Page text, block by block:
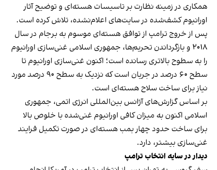
همکاری در زمینه نظارت بر تاسیسات هسته‌ای و توضیح آثار
اورانیوم کشف‌شده در سایت‌های اعلام‌نشده، تلاش کرده است.
پس از خروج ترامپ از توافق هسته‌ای موسوم به برجام در سال
۲۰۱۸ و بازگرداندن تحریم‌ها، جمهوری اسلامی غنی‌سازی اورانیوم
را به سطوح بالاتری رسانده است؛ اکنون غنی‌سازی اورانیوم تا
سطح ۶۰ درصد در جریان است که نزدیک به سطح ۹۰ درصد مورد
نیاز برای ساخت سلاح هسته‌ای است.
بر اساس گزارش‌های آژانس بین‌المللی انرژی اتمی، جمهوری
اسلامی اکنون به میزان کافی اورانیوم غنی‌شده با خلوص بالا
برای ساخت حدود چهار بمب هسته‌ای در صورت تکمیل فرایند
غنی‌سازی بیشتر، دارد.
دیدار در سایه انتخاب ترامپ